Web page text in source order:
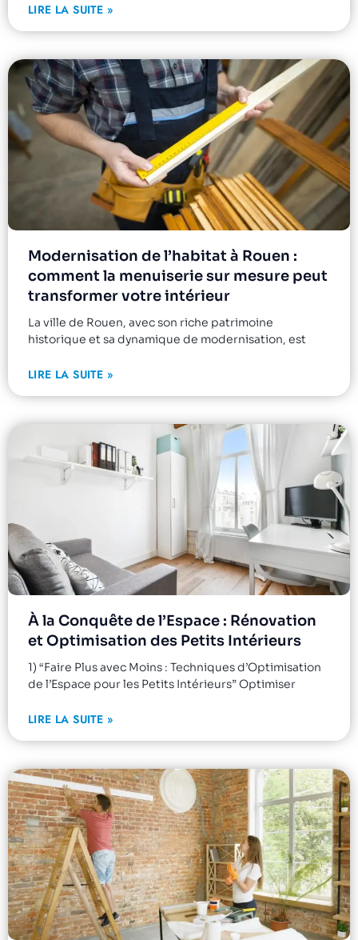
LIRE LA SUITE »
Modernisation de l’habitat à Rouen :
comment la menuiserie sur mesure peut
transformer votre intérieur
La ville de Rouen, avec son riche patrimoine
historique et sa dynamique de modernisation, est
LIRE LA SUITE »
À la Conquête de l’Espace : Rénovation
et Optimisation des Petits Intérieurs
1) “Faire Plus avec Moins : Techniques d’Optimisation
de l’Espace pour les Petits Intérieurs” Optimiser
LIRE LA SUITE »